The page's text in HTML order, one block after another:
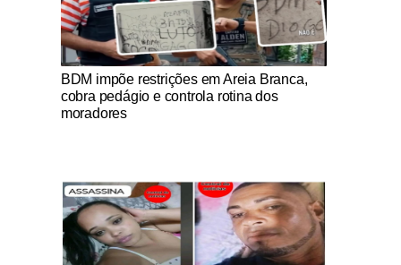
Notícias Católicas
BDM impõe restrições em Areia Branca,
cobra pedágio e controla rotina dos
moradores